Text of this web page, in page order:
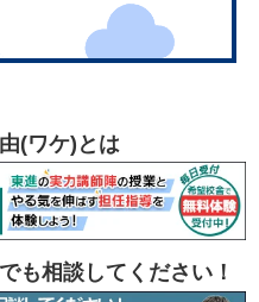
(ワケ)とは
も相談してください！